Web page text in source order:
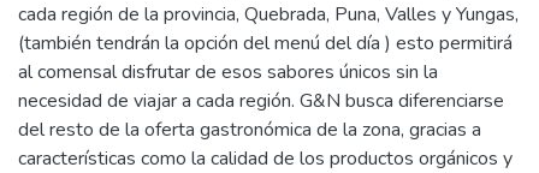
cada región de la provincia, Quebrada, Puna, Valles y Yungas,
(también tendrán la opción del menú del día ) esto permitirá
al comensal disfrutar de esos sabores únicos sin la
necesidad de viajar a cada región. G&N busca diferenciarse
del resto de la oferta gastronómica de la zona, gracias a
características como la calidad de los productos orgánicos y